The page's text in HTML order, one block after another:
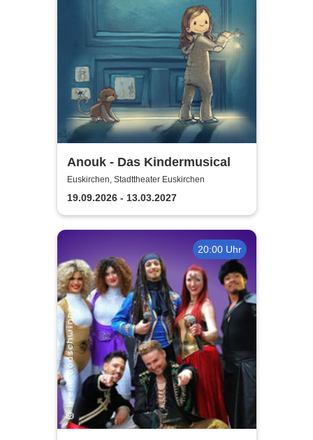
Anouk - Das Kindermusical
Euskirchen, Stadttheater Euskirchen
19.09.2026 - 13.03.2027
20:00 Uhr